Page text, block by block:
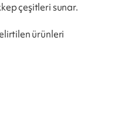
çeşitleri sunar.
ürünleri